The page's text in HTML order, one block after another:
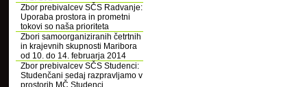
Zbor prebivalcev SČS Radvanje:
Uporaba prostora in prometni
tokovi so naša prioriteta
Zbori samoorganiziranih četrtnih
in krajevnih skupnosti Maribora
od 10. do 14. februarja 2014
Zbor prebivalcev SČS Studenci:
Studenčani sedaj razpravljamo v
prostorih MČ Studenci